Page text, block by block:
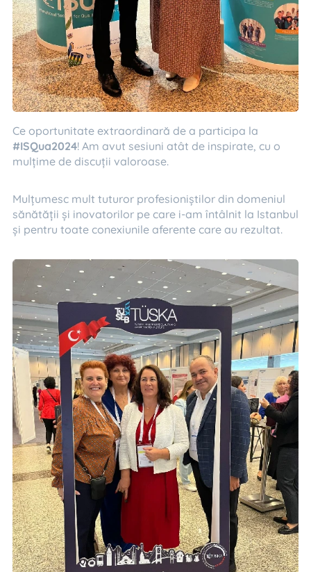
Ce oportunitate extraordinară de a participa la
#ISQua2024! Am avut sesiuni atât de inspirate, cu o
mulțime de discuții valoroase.
Mulțumesc mult tuturor profesioniștilor din domeniul
sănătății și inovatorilor pe care i-am întâlnit la Istanbul
și pentru toate conexiunile aferente care au rezultat.